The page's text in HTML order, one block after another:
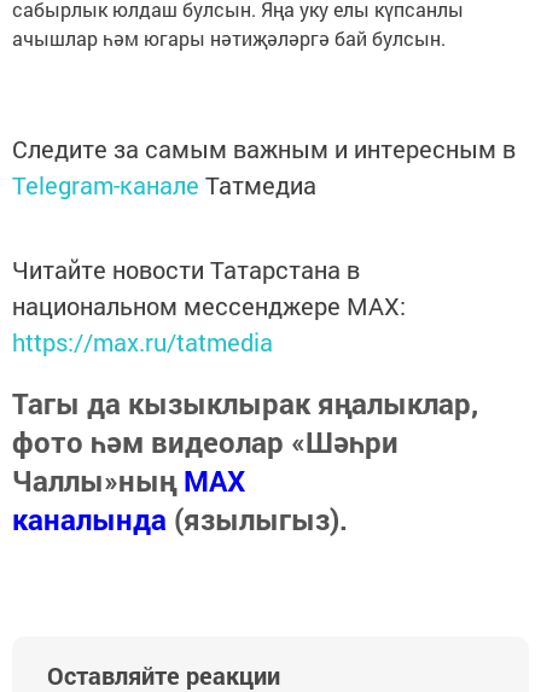
сабырлык юлдаш булсын. Яңа уку елы күпсанлы
ачышлар һәм югары нәтиҗәләргә бай булсын.
Следите за самым важным и интересным в
Telegram-канале Татмедиа
Читайте новости Татарстана в
национальном мессенджере MАХ:
https://max.ru/tatmedia
Тагы да кызыклырак яңалыклар,
фото һәм видеолар «Шәһри
Чаллы»ныңMAX
каналында (язылыгыз).
Оставляйте реакции